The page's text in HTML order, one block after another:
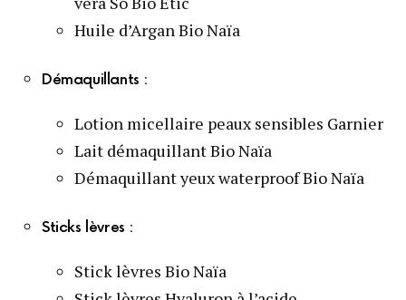
Huile d’Argan Bio Naïa
Démaquillants :
Lotion micellaire peaux sensibles Garnier
Lait démaquillant Bio Naïa
Démaquillant yeux waterproof Bio Naïa
Sticks lèvres :
Stick lèvres Bio Naïa